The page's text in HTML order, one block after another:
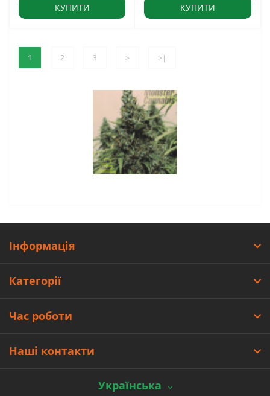
КУПИТИ КУПИТИ
1 2 3 > >|
Інформація
Категорії
Час роботи
Наші контакти
Українська